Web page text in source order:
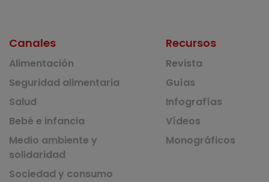
Canales
Alimentación
Seguridad alimentaria
Salud
Bebé e infancia
Medio ambiente y
solidaridad
Sociedad y consumo
Recursos
Revista
Guías
Infografías
Vídeos
Monográficos